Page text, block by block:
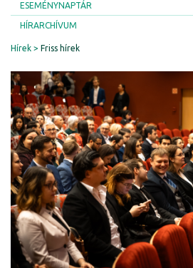
ESEMÉNYNAPTÁR
HÍRARCHÍVUM
Hírek Friss hírek